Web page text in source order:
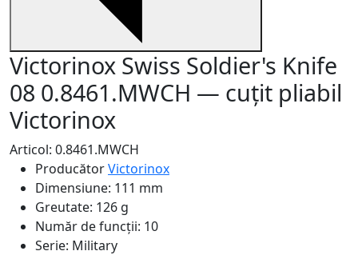
Victorinox Swiss Soldier's Knife
08 0.8461.MWCH — cuțit pliabil
Victorinox
Articol: 0.8461.MWCH
ProducătorVictorinox
Dimensiune: 111 mm
Greutate: 126 g
Număr de funcții: 10
Serie: Military